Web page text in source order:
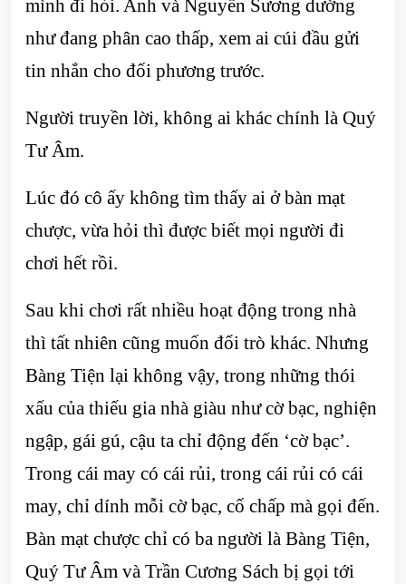
mình đi hỏi. Anh và Nguyễn Sương dường
như đang phân cao thấp, xem ai cúi đầu gửi
tin nhắn cho đối phương trước.
Người truyền lời, không ai khác chính là Quý
Tư Âm.
Lúc đó cô ấy không tìm thấy ai ở bàn mạt
chược, vừa hỏi thì được biết mọi người đi
chơi hết rồi.
Sau khi chơi rất nhiều hoạt động trong nhà
thì tất nhiên cũng muốn đổi trò khác. Nhưng
Bàng Tiện lại không vậy, trong những thói
xấu của thiếu gia nhà giàu như cờ bạc, nghiện
ngập, gái gú, cậu ta chỉ động đến ‘cờ bạc’.
Trong cái may có cái rủi, trong cái rủi có cái
may, chỉ dính mỗi cờ bạc, cố chấp mà gọi đến.
Bàn mạt chược chỉ có ba người là Bàng Tiện,
Quý Tư Âm và Trần Cương Sách bị gọi tới